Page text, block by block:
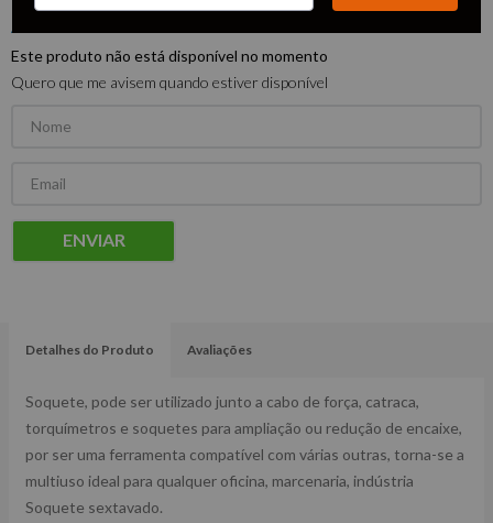
Este produto não está disponível no momento
Quero que me avisem quando estiver disponível
ENVIAR
Detalhes do Produto Avaliações
Soquete, pode ser utilizado junto a cabo de força, catraca,
torquímetros e soquetes para ampliação ou redução de encaixe,
por ser uma ferramenta compatível com várias outras, torna-se a
multiuso ideal para qualquer oficina, marcenaria, indústria
Soquete sextavado.